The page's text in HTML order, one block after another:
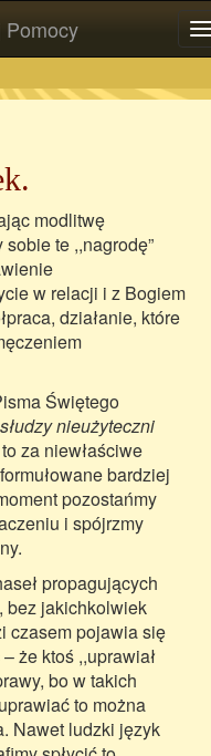
Pomocy
modlitwę
te ,,nagrodę”
w relacji i z Bogiem
działanie, które
Świętego
słudzy nieużyteczni
za niewłaściwe
bardziej
pozostańmy
i spójrzmy
propagujących
bez jakichkolwiek
czasem pojawia się
że ktoś ,,uprawiał
bo w takich
to można
Nawet ludzki język